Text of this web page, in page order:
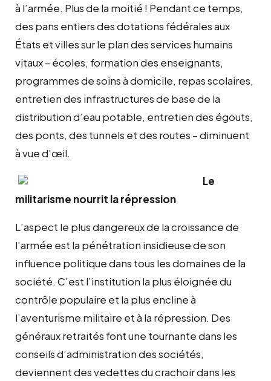
à l’armée. Plus de la moitié ! Pendant ce temps,
des pans entiers des dotations fédérales aux
États et villes sur le plan des services humains
vitaux – écoles, formation des enseignants,
programmes de soins à domicile, repas scolaires,
entretien des infrastructures de base de la
distribution d’eau potable, entretien des égouts,
des ponts, des tunnels et des routes – diminuent
à vue d’œil.
Le
militarisme nourrit la répression
L’aspect le plus dangereux de la croissance de
l’armée est la pénétration insidieuse de son
influence politique dans tous les domaines de la
société. C’est l’institution la plus éloignée du
contrôle populaire et la plus encline à
l’aventurisme militaire et à la répression. Des
généraux retraités font une tournante dans les
conseils d’administration des sociétés,
deviennent des vedettes du crachoir dans les